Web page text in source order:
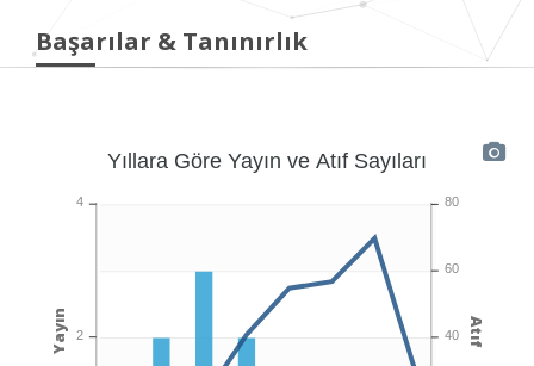
Başarılar & Tanınırlık
Yıllara Göre Yayın ve Atıf Sayıları
80
60
40 Atıf
4
2
Yayın